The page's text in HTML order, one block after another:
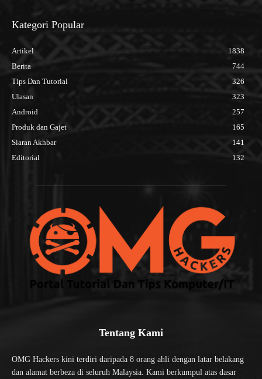
Kategori Popular
Artikel
1838
Berita
744
Tips Dan Tutorial
326
Ulasan
323
Android
257
Produk dan Gajet
165
Siaran Akhbar
141
Editorial
132
Tentang Kami
OMG Hackers kini terdiri daripada 8 orang ahli dengan latar belakang
dan alamat berbeza di seluruh Malaysia. Kami berkumpul atas dasar